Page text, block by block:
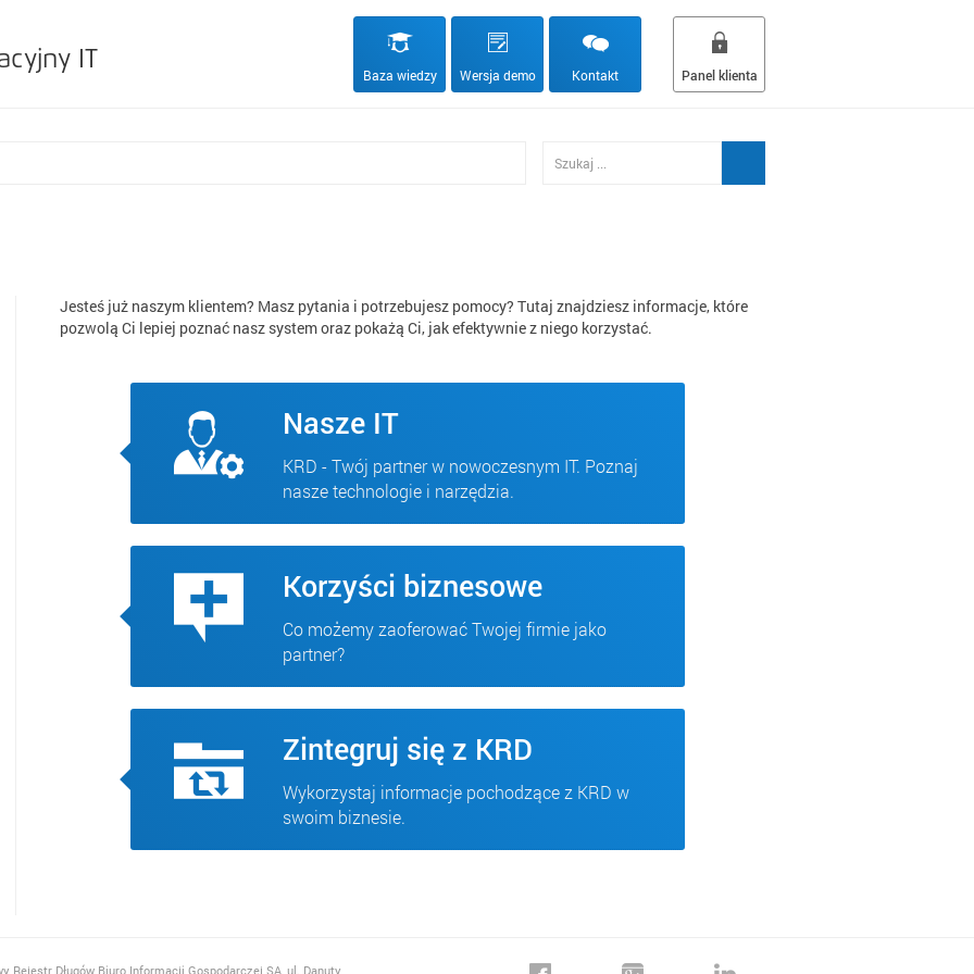
IT
Baza wiedzy Wersja demo Kontakt Panel klienta
Jesteś już naszym klientem? Masz pytania i potrzebujesz pomocy? Tutaj znajdziesz informacje, które
pozwolą Ci lepiej poznać nasz system oraz pokażą Ci, jak efektywnie z niego korzystać.
Nasze IT
KRD - Twój partner w nowoczesnym IT. Poznaj
nasze technologie i narzędzia.
Korzyści biznesowe
Co możemy zaoferować Twojej firmie jako
partner?
Zintegruj się z KRD
Wykorzystaj informacje pochodzące z KRD w
swoim biznesie.
Rejestr Długów Biuro Informacji Gospodarczej SA, ul. Danuty